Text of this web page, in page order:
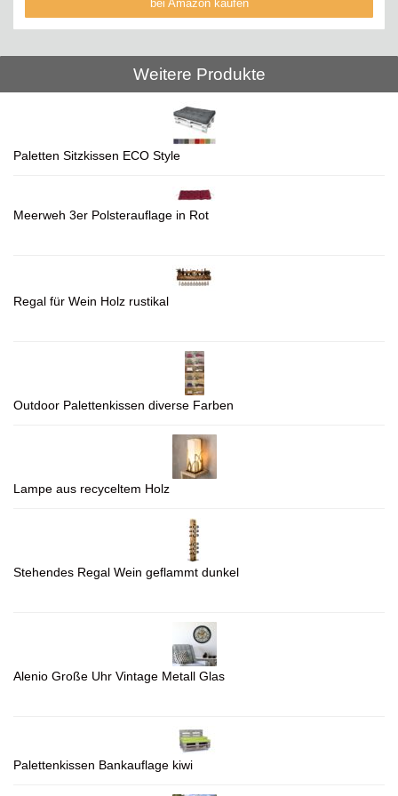
bei Amazon kaufen
Weitere Produkte
Paletten Sitzkissen ECO Style
Meerweh 3er Polsterauflage in Rot
Regal für Wein Holz rustikal
Outdoor Palettenkissen diverse Farben
Lampe aus recyceltem Holz
Stehendes Regal Wein geflammt dunkel
Alenio Große Uhr Vintage Metall Glas
Palettenkissen Bankauflage kiwi